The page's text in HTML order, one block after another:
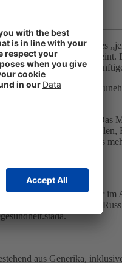
vorzubeugen? Klares
Wirkstoffe in sich
wenn sie damit
die Polypille
aus zwölf Ländern. Das
Italien, Österreich, Polen,
sowie vieles
Kantar
Österreich, Polen,
.
aus Generika,